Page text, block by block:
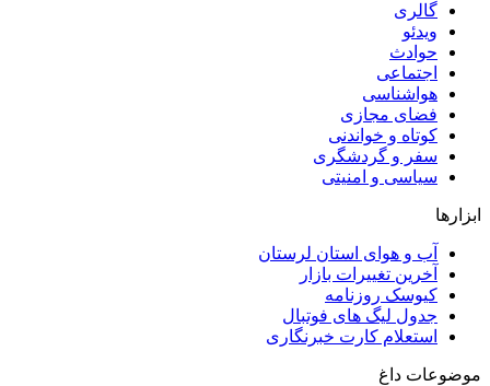
گالری
ویدئو
حوادث
اجتماعی
هواشناسی
فضای مجازی
کوتاه و خواندنی
سفر و گردشگری
سیاسی و امنیتی
ابزارها
آب و هوای استان لرستان
آخرین تغییرات بازار
کیوسک روزنامه
جدول لیگ های فوتبال
استعلام کارت خبرنگاری
موضوعات داغ